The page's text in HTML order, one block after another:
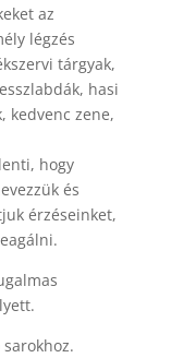
az
légzés
tárgyak,
hasi
kedvenc zene,
hogy
és
érzéseinket,